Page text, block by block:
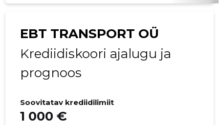
EBT TRANSPORT OÜ
Krediidiskoori ajalugu ja
prognoos
Soovitatav krediidilimiit
1 000 €